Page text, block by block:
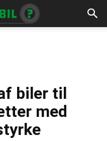
biler til
med